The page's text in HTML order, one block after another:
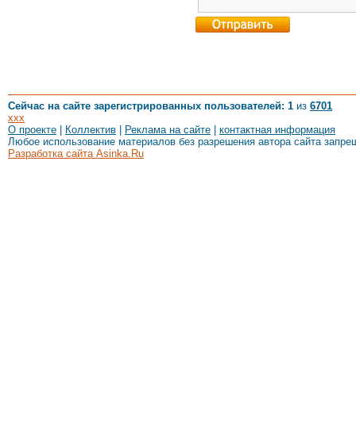
Сейчас на сайте зарегистрированных пользователей: 1 из 6701
xxx
О проекте
Коллектив Реклама на сайте
контактная информация
Любое использование материалов без разрешения автора сайта
Разработка сайта Asinka.Ru